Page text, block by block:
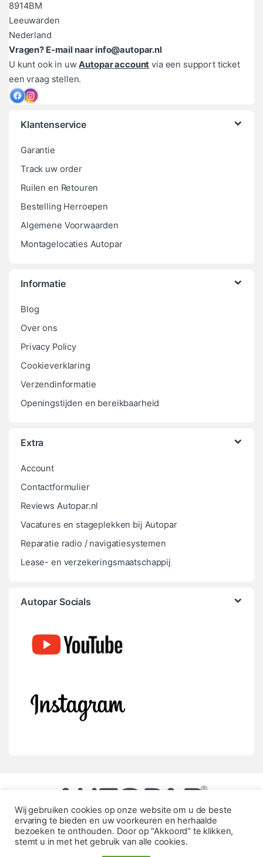
8914BM
Leeuwarden
Nederland
Vragen? E-mail naar info@autopar.nl
U kunt ook in uwAutopar account via een support ticket
een vraag stellen.
Klantenservice
Garantie
Track uw order
Ruilen en Retouren
Bestelling Herroepen
Algemene Voorwaarden
Montagelocaties Autopar
Informatie
Blog
Over ons
Privacy Policy
Cookieverklaring
Verzendinformatie
Openingstijden en bereikbaarheid
Extra
Account
Contactformulier
Reviews Autopar.nl
Vacatures en stageplekken bij Autopar
Reparatie radio / navigatiesystemen
Lease- en verzekeringsmaatschappij
Autopar Socials
Wij gebruiken cookies op onze website om u de beste
ervaring te bieden en uw voorkeuren en herhaalde
bezoeken te onthouden. Door op "Akkoord" te klikken,
stemt u in met het gebruik van alle cookies.